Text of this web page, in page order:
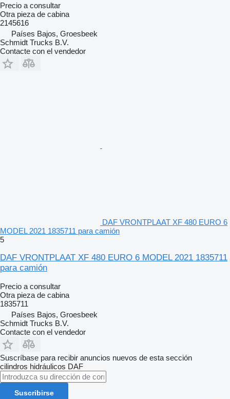
Precio a consultar
Otra pieza de cabina
2145616
Países Bajos, Groesbeek
Schmidt Trucks B.V.
Contacte con el vendedor
DAF VRONTPLAAT XF 480 EURO 6
MODEL 2021 1835711 para camión
5
DAF VRONTPLAAT XF 480 EURO 6 MODEL 2021 1835711
para camión
Precio a consultar
Otra pieza de cabina
1835711
Países Bajos, Groesbeek
Schmidt Trucks B.V.
Contacte con el vendedor
Suscríbase para recibir anuncios nuevos de esta sección
cilindros hidráulicos DAF
Suscribirse